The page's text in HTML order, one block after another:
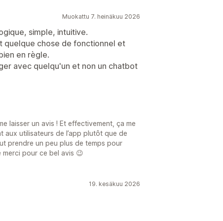
Muokattu 7. heinäkuu 2026
simple, intuitive.
quelque chose de fonctionnel et
en règle.
avec quelqu'un et non un chatbot
laisser un avis ! Et effectivement, ça me
utilisateurs de l’app plutôt que de
prendre un peu plus de temps pour
pour ce bel avis 😉
19. kesäkuu 2026